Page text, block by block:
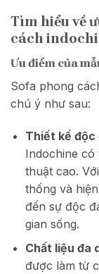
Tìm hiểu về
cách
Ưu điểm của
Sofa phong
chú ý như sau:
Thiết kế độc
Indochine có
thuật cao.
thống và
đến sự độc
gian sống.
Chất liệu đa
được làm từ